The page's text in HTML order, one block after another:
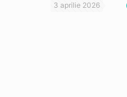
3 aprilie 2026